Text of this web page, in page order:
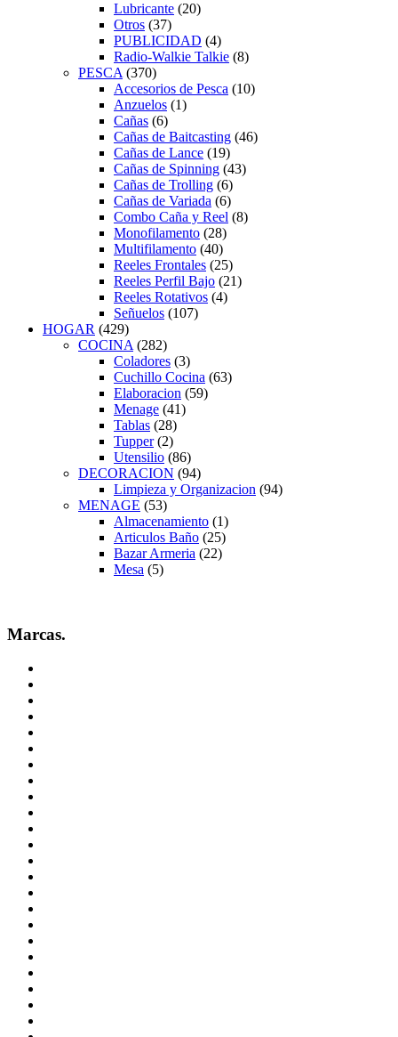
Lubricante (20)
Otros (37)
PUBLICIDAD (4)
Radio-Walkie Talkie (8)
PESCA (370)
Accesorios de Pesca (10)
Anzuelos (1)
Cañas (6)
Cañas de Baitcasting (46)
Cañas de Lance (19)
Cañas de Spinning (43)
Cañas de Trolling (6)
Cañas de Variada (6)
Combo Caña y Reel (8)
Monofilamento (28)
Multifilamento (40)
Reeles Frontales (25)
Reeles Perfil Bajo (21)
Reeles Rotativos (4)
Señuelos (107)
HOGAR (429)
COCINA (282)
Coladores (3)
Cuchillo Cocina (63)
Elaboracion (59)
Menage (41)
Tablas (28)
Tupper (2)
Utensilio (86)
DECORACION (94)
Limpieza y Organizacion (94)
MENAGE (53)
Almacenamiento (1)
Articulos Baño (25)
Bazar Armeria (22)
Mesa (5)
Marcas.